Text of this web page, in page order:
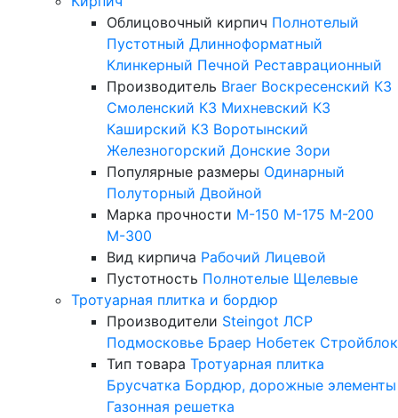
Облицовочный кирпич Полнотелый
Пустотный Длинноформатный
Клинкерный Печной Реставрационный
Производитель Braer Воскресенский КЗ
Смоленский КЗ Михневский КЗ
Каширский КЗ Воротынский
Железногорский Донские Зори
Популярные размеры Одинарный
Полуторный Двойной
Марка прочности М-150 М-175 М-200
М-300
Вид кирпича Рабочий Лицевой
Пустотность Полнотелые Щелевые
Тротуарная плитка и бордюр
Производители Steingot ЛСР
Подмосковье Браер Нобетек Стройблок
Тип товара Тротуарная плитка
Брусчатка Бордюр, дорожные элементы
Газонная решетка